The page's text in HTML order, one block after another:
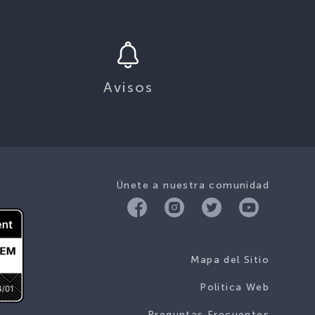
Avisos
Únete a nuestra comunidad
Mapa del Sitio
Politica Web